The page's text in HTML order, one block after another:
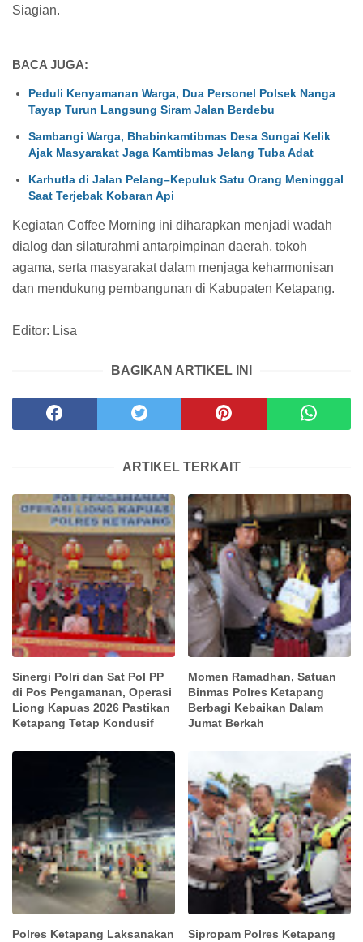
Siagian.
BACA JUGA:
Peduli Kenyamanan Warga, Dua Personel Polsek Nanga
Tayap Turun Langsung Siram Jalan Berdebu
Sambangi Warga, Bhabinkamtibmas Desa Sungai Kelik
Ajak Masyarakat Jaga Kamtibmas Jelang Tuba Adat
Karhutla di Jalan Pelang–Kepuluk Satu Orang Meninggal
Saat Terjebak Kobaran Api
Kegiatan Coffee Morning ini diharapkan menjadi wadah
dialog dan silaturahmi antarpimpinan daerah, tokoh
agama, serta masyarakat dalam menjaga keharmonisan
dan mendukung pembangunan di Kabupaten Ketapang.
Editor: Lisa
BAGIKAN ARTIKEL INI
ARTIKEL TERKAIT
Sinergi Polri dan Sat Pol PP
di Pos Pengamanan, Operasi
Liong Kapuas 2026 Pastikan
Ketapang Tetap Kondusif
Momen Ramadhan, Satuan
Binmas Polres Ketapang
Berbagi Kebaikan Dalam
Jumat Berkah
Polres Ketapang Laksanakan
Sipropam Polres Ketapang